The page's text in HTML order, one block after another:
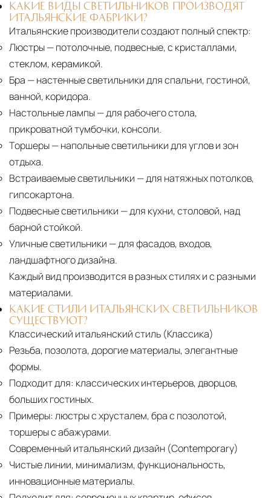
КАКИЕ ВИДЫ СВЕТИЛЬНИКОВ ПРОИЗВОДЯТ
ИТАЛЬЯНСКИЕ ФАБРИКИ?
Итальянские производители создают полный спектр:
Люстры— потолочные, подвесные, с кристаллами,
стеклом, керамикой.
Бра — настенные светильники для спальни, гостиной,
ванной, коридора.
Настольные лампы— для рабочего стола,
прикроватной тумбочки, консоли.
Торшеры— напольные светильники для углов и зон
отдыха.
Встраиваемые светильники — для натяжных потолков,
гипсокартона.
Подвесные светильники — для кухни, столовой, над
барной стойкой.
Уличные светильники — для фасадов, входов,
ландшафтного дизайна.
Каждый вид производится в разных стилях и с разными
материалами.
КАКИЕ СТИЛИ ИТАЛЬЯНСКИХ СВЕТИЛЬНИКОВ
СУЩЕСТВУЮТ?
Классический итальянский стиль (Классика)
Резьба, позолота, дорогие материалы, элегантные
формы.
Подходит для: классических интерьеров, дворцов,
больших гостиных.
Примеры: люстры с хрусталем, бра с позолотой,
торшеры с абажурами.
Современный итальянский дизайн (Contemporary)
Чистые линии, минимализм, функциональность,
инновационные материалы.